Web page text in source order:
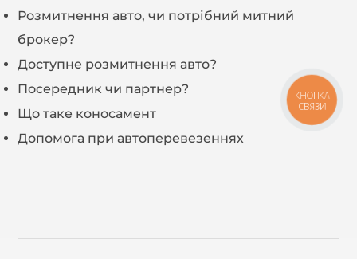
Розмитнення авто, чи потрібний митний
брокер?
Доступне розмитнення авто?
Посередник чи партнер?
Що таке коносамент
Допомога при автоперевезеннях
КНОПКА
СВЯЗИ